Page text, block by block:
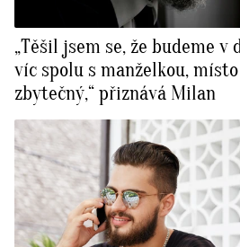
„Těšil jsem se, že budeme v
víc spolu s manželkou,
zbytečný,“ přiznává Milan